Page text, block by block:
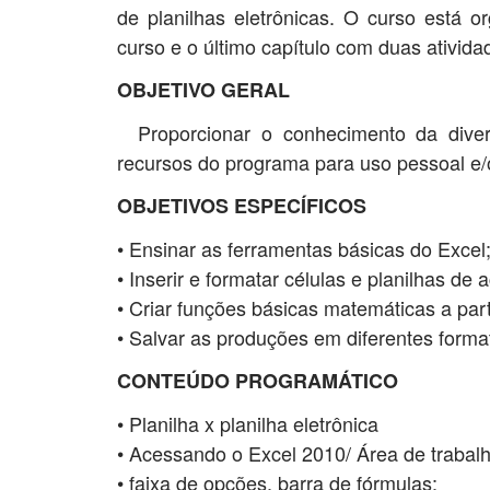
de planilhas eletrônicas. O curso está
curso e o último capítulo com duas
OBJETIVO GERAL
Proporcionar o conhecimento da
recursos do programa para uso pessoal
OBJETIVOS ESPECÍFICOS
• Ensinar as ferramentas básicas do Excel;
• Inserir e formatar células e planilhas de
• Criar funções básicas matemáticas a
• Salvar as produções em diferentes
CONTEÚDO PROGRAMÁTICO
• Planilha x planilha eletrônica
• Acessando o Excel 2010/ Área de
• faixa de opções, barra de fórmulas;